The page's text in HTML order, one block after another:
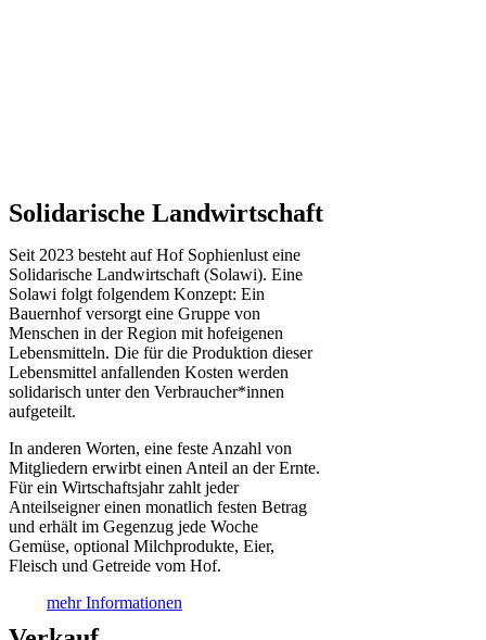
Solidarische Landwirtschaft
Seit 2023 besteht auf Hof Sophienlust eine
Solidarische Landwirtschaft (Solawi). Eine
Solawi folgt folgendem Konzept: Ein
Bauern­hof versorgt eine Gruppe von
Menschen in der Region mit hof­eigenen
Lebens­mitteln. Die für die Produktion dieser
Lebens­mittel anfallenden Kosten werden
solidarisch unter den Verbraucher*­innen
aufgeteilt.
In anderen Worten, eine feste Anzahl von
Mitgliedern erwirbt einen Anteil an der Ernte.
Für ein Wirtschaftsjahr zahlt jeder
Anteilseigner einen monatlich festen Betrag
und erhält im Gegenzug jede Woche
Gemüse, optional Milchprodukte, Eier,
Fleisch und Getreide vom Hof.
mehr Informationen